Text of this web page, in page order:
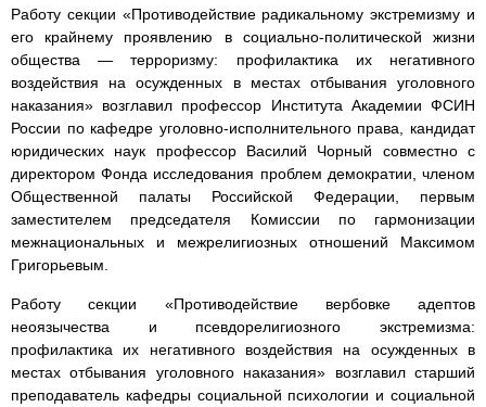
Работу секции «Противодействие радикальному экстремизму и
его крайнему проявлению в социально-политической жизни
общества — терроризму: профилактика их негативного
воздействия на осужденных в местах отбывания уголовного
наказания» возглавил профессор Института Академии ФСИН
России по кафедре уголовно-исполнительного права, кандидат
юридических наук профессор Василий Чорный совместно с
директором Фонда исследования проблем демократии, членом
Общественной палаты Российской Федерации, первым
заместителем председателя Комиссии по гармонизации
межнациональных и межрелигиозных отношений Максимом
Григорьевым.
Работу секции «Противодействие вербовке адептов
неоязычества и псевдорелигиозного экстремизма:
профилактика их негативного воздействия на осужденных в
местах отбывания уголовного наказания» возглавил старший
преподаватель кафедры социальной психологии и социальной